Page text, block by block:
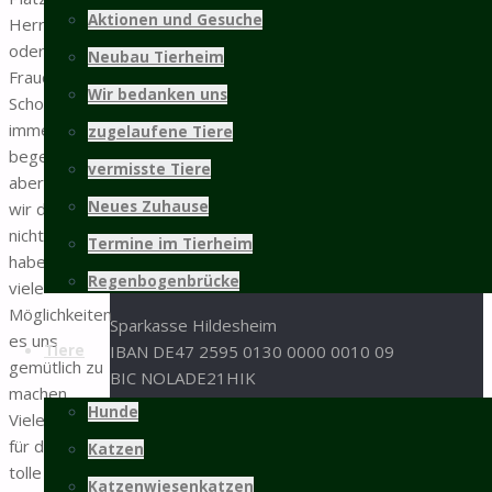
Aktionen und Gesuche
Neubau Tierheim
Wir bedanken uns
zugelaufene Tiere
vermisste Tiere
Neues Zuhause
Termine im Tierheim
Regenbogenbrücke
Tiere
Hunde
Katzen
Katzenwiesenkatzen
Herrchens
oder
Frauchens
Schoß ist
immer sehr
begehrt,
aber wenn
wir da mal
nicht sitzen,
haben wir
viele
Möglichkeiten
es uns
gemütlich zu
machen.
Vielen Dank
für diese
tolle
05121 / 9 57 57 - 0
05121 / 9 57 57 - 99
info@tierschutz-hildesheim.de
Impressum und Datenschutz
Spenden
Spenden an den Tierschutz Hildesheim bitte an
folgende Bankverbindung:
Sparkasse Hildesheim
IBAN DE47 2595 0130 0000 0010 09
BIC NOLADE21HIK
Sachspenden aus der